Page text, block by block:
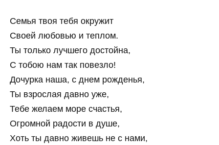
Семья твоя тебя окружит
Своей любовью и теплом.
Ты только лучшего достойна,
С тобою нам так повезло!
Дочурка наша, с днем рожденья,
Ты взрослая давно уже,
Тебе желаем море счастья,
Огромной радости в душе,
Хоть ты давно живешь не с нами,